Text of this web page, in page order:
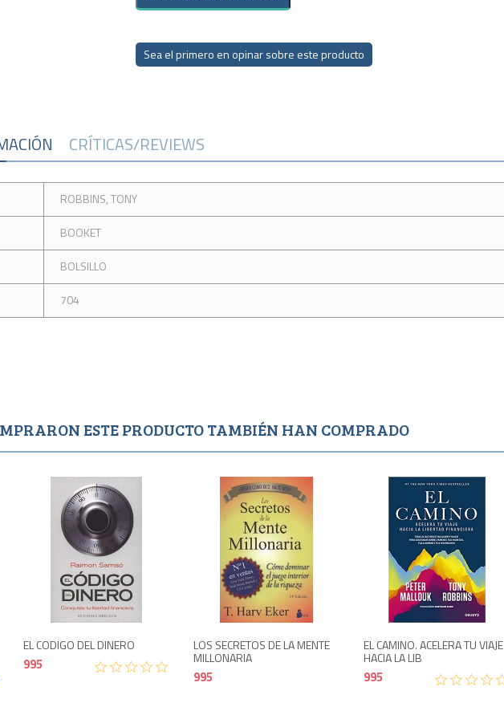
Sea el primero en opinar sobre este producto
CRÍTICAS/REVIEWS
ROBBINS, TONY
BOOKET
BOLSILLO
704
ESTE PRODUCTO TAMBIÉN HAN COMPRADO
EL CODIGO DEL DINERO
995
995
LOS SECRETOS DE LA MENTE
MILLONARIA
995
EL CAMINO. ACELERA TU VIAJE
HACIA LA LIB
995
Agotado